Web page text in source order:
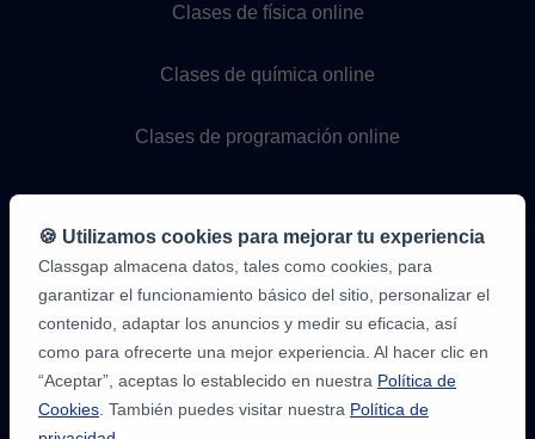
Clases de física online
Clases de química online
Clases de programación online
9,6/10
1.339.284
opiniones
🍪 Utilizamos cookies para mejorar tu experiencia
Classgap almacena datos, tales como cookies, para
garantizar el funcionamiento básico del sitio, personalizar el
contenido, adaptar los anuncios y medir su eficacia, así
como para ofrecerte una mejor experiencia. Al hacer clic en
“Aceptar”, aceptas lo establecido en nuestra Política de
Cookies . También puedes visitar nuestra Política de